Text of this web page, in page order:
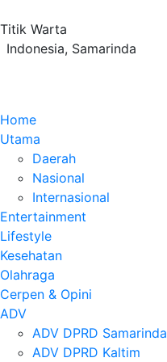
Titik Warta
Indonesia, Samarinda
Home
Utama
Daerah
Nasional
Internasional
Entertainment
Lifestyle
Kesehatan
Olahraga
Cerpen & Opini
ADV
ADV DPRD Samarinda
ADV DPRD Kaltim